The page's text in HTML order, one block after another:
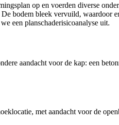
op en voerden diverse
bodem bleek vervuild, waardoor
een planschaderisicoanalyse uit.
aandacht voor de kap: een
met aandacht voor de